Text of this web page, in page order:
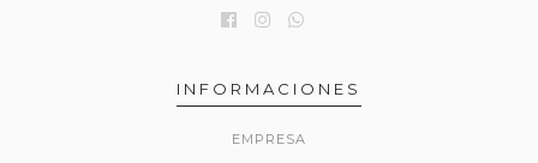
INFORMACIONES
EMPRESA